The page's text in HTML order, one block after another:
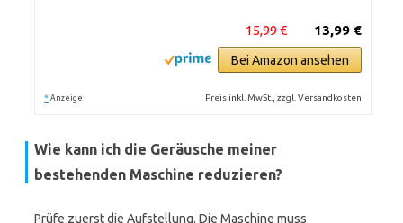
13,99 €
15,99 €
Bei Amazon ansehen
* Anzeige Preis inkl. MwSt., zzgl. Versandkosten
Wie kann ich die Geräusche meiner
bestehenden Maschine reduzieren?
Prüfe zuerst die Aufstellung. Die Maschine muss